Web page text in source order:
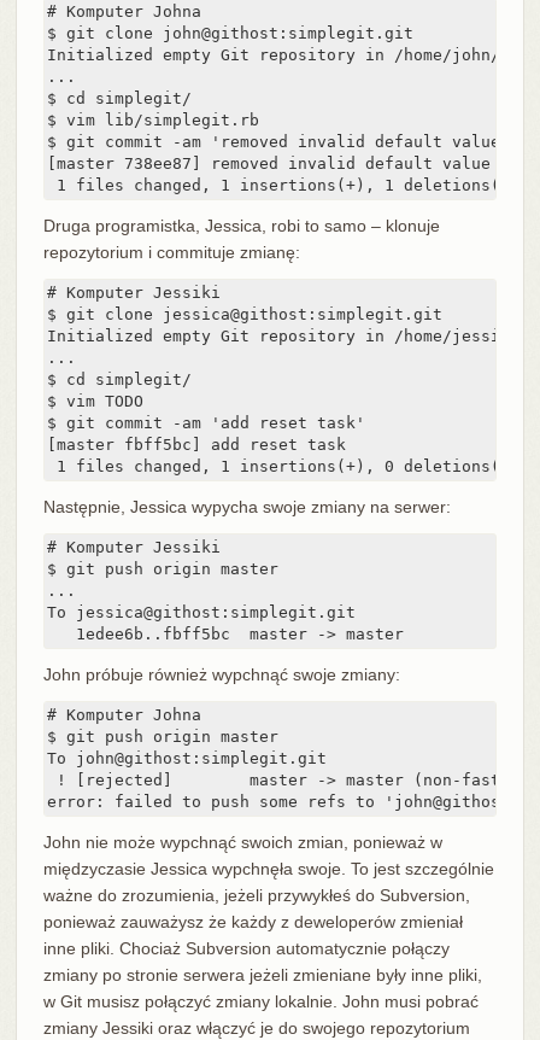
# Komputer Johna
$ git clone john@githost:simplegit.git
Initialized empty Git repository in /home/john/
...
$ cd simplegit/
$ vim lib/simplegit.rb
$ git commit -am 'removed invalid default value'
[master 738ee87] removed invalid default value
1 files changed, 1 insertions(+), 1 deletions(-)
Druga programistka, Jessica, robi to samo – klonuje
repozytorium i commituje zmianę:
# Komputer Jessiki
$ git clone jessica@githost:simplegit.git
Initialized empty Git repository in /home/
...
$ cd simplegit/
$ vim TODO
$ git commit -am 'add reset task'
[master fbff5bc] add reset task
1 files changed, 1 insertions(+), 0 deletions(-)
Następnie, Jessica wypycha swoje zmiany na serwer:
# Komputer Jessiki
$ git push origin master
...
To jessica@githost:simplegit.git
   1edee6b..fbff5bc  master -> master
John próbuje również wypchnąć swoje zmiany:
# Komputer Johna
$ git push origin master
To john@githost:simplegit.git
! [rejected]        master -> master (non-fast
error: failed to push some refs to
John nie może wypchnąć swoich zmian, ponieważ w
międzyczasie Jessica wypchnęła swoje. To jest szczególnie
ważne do zrozumienia, jeżeli przywykłeś do Subversion,
ponieważ zauważysz że każdy z deweloperów zmieniał
inne pliki. Chociaż Subversion automatycznie połączy
zmiany po stronie serwera jeżeli zmieniane były inne pliki,
w Git musisz połączyć zmiany lokalnie. John musi pobrać
zmiany Jessiki oraz włączyć je do swojego repozytorium